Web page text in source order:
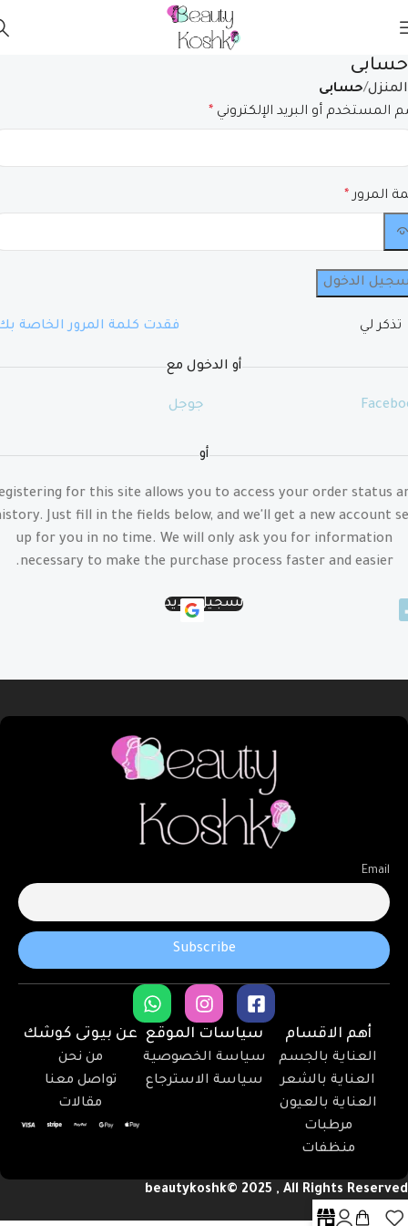
حسابى
المنزل حسابى
المستخدم أو البريد الإلكتروني *
المرور *
الدخول
فقدت كلمة المرور الخاصة تذكر لي
أو الدخول مع
جوجل
أو
for this site allows you to access your order status
Just fill in the fields below, and we'll get a new account
up for you in no time. We will only ask you for information
necessary to make the purchase process faster and easier.
تسجيل جديد
Email
أهم الاقسام
العناية بالجسم
العناية بالشعر
العناية بالعيون
مرطبات
منظفات
سياسات الموقع
سياسة الخصوصية
سياسة الاسترجاع
عن بيوتى كوشك
من نحن
تواصل معنا
مقالات
beautykoshk© 2025 , All Rights Reserved